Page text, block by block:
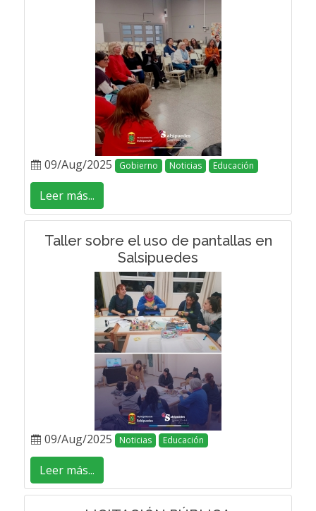
09/Aug/2025 Gobierno Noticias Educación
Leer más...
Taller sobre el uso de pantallas en
Salsipuedes
09/Aug/2025 Noticias Educación
Leer más...